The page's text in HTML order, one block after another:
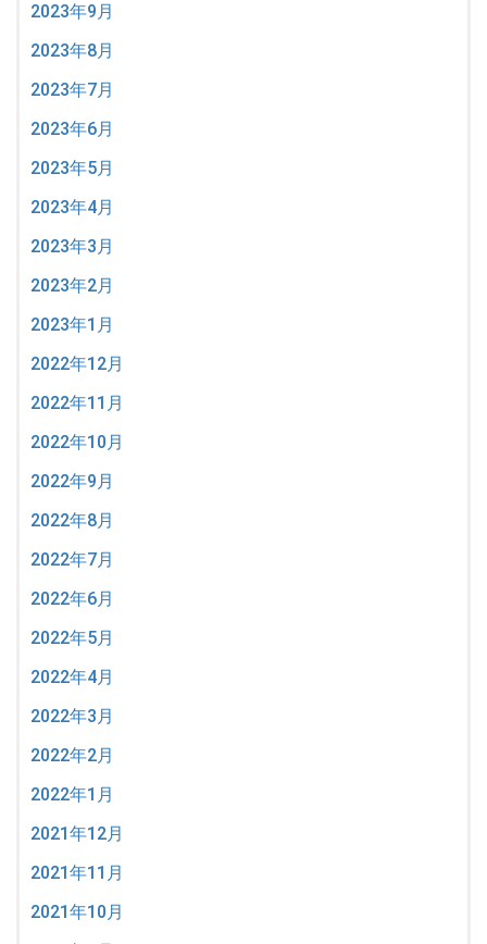
2023年9月
2023年8月
2023年7月
2023年6月
2023年5月
2023年4月
2023年3月
2023年2月
2023年1月
2022年12月
2022年11月
2022年10月
2022年9月
2022年8月
2022年7月
2022年6月
2022年5月
2022年4月
2022年3月
2022年2月
2022年1月
2021年12月
2021年11月
2021年10月